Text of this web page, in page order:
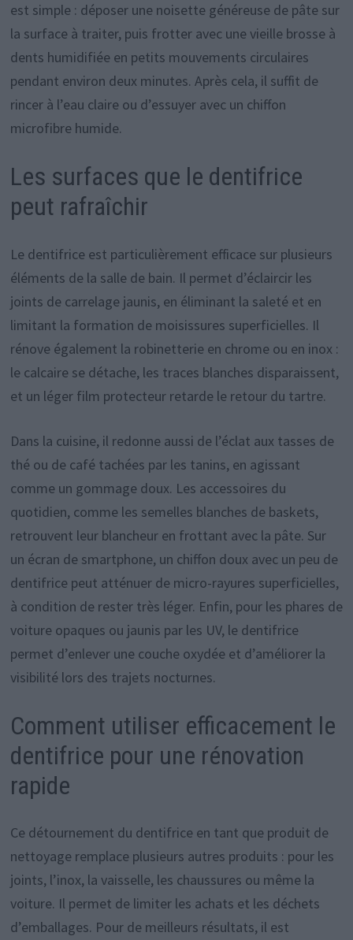
est simple : déposer une noisette généreuse de pâte sur
la surface à traiter, puis frotter avec une vieille brosse à
dents humidifiée en petits mouvements circulaires
pendant environ deux minutes. Après cela, il suffit de
rincer à l’eau claire ou d’essuyer avec un chiffon
microfibre humide.
Les surfaces que le dentifrice
peut rafraîchir
Le dentifrice est particulièrement efficace sur plusieurs
éléments de la salle de bain. Il permet d’éclaircir les
joints de carrelage jaunis, en éliminant la saleté et en
limitant la formation de moisissures superficielles. Il
rénove également la robinetterie en chrome ou en inox :
le calcaire se détache, les traces blanches disparaissent,
et un léger film protecteur retarde le retour du tartre.
Dans la cuisine, il redonne aussi de l’éclat aux tasses de
thé ou de café tachées par les tanins, en agissant
comme un gommage doux. Les accessoires du
quotidien, comme les semelles blanches de baskets,
retrouvent leur blancheur en frottant avec la pâte. Sur
un écran de smartphone, un chiffon doux avec un peu de
dentifrice peut atténuer de micro-rayures superficielles,
à condition de rester très léger. Enfin, pour les phares de
voiture opaques ou jaunis par les UV, le dentifrice
permet d’enlever une couche oxydée et d’améliorer la
visibilité lors des trajets nocturnes.
Comment utiliser efficacement le
dentifrice pour une rénovation
rapide
Ce détournement du dentifrice en tant que produit de
nettoyage remplace plusieurs autres produits : pour les
joints, l’inox, la vaisselle, les chaussures ou même la
voiture. Il permet de limiter les achats et les déchets
d’emballages. Pour de meilleurs résultats, il est